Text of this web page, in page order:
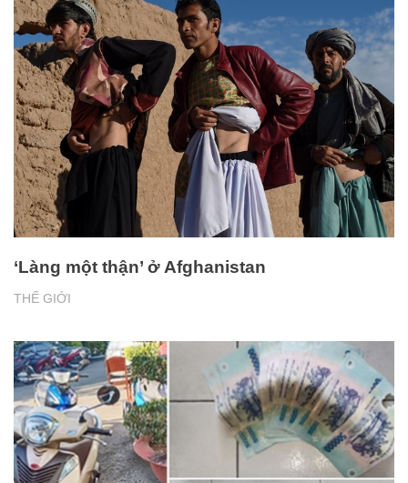
THẾ GIỚI
‘Làng một thận’ ở Afghanistan